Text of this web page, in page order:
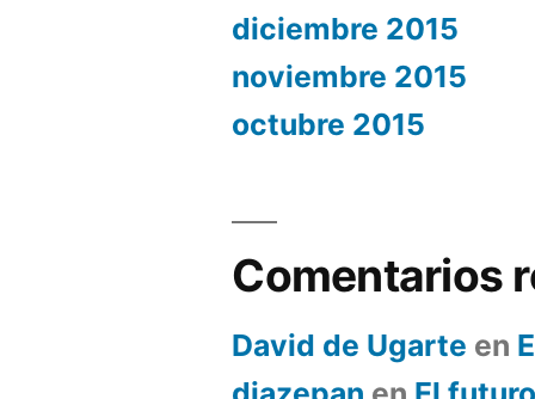
diciembre 2015
noviembre 2015
octubre 2015
Comentarios
David de Ugarte en